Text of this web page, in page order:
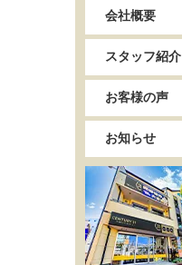
会社概要
スタッフ紹介
お客様の声
お知らせ